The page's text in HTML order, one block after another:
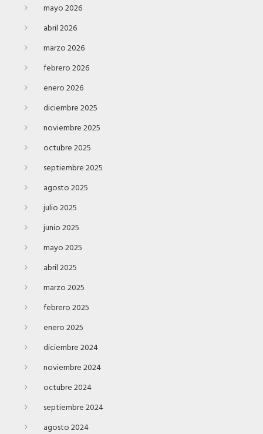
mayo 2026
abril 2026
marzo 2026
febrero 2026
enero 2026
diciembre 2025
noviembre 2025
octubre 2025
septiembre 2025
agosto 2025
julio 2025
junio 2025
mayo 2025
abril 2025
marzo 2025
febrero 2025
enero 2025
diciembre 2024
noviembre 2024
octubre 2024
septiembre 2024
agosto 2024